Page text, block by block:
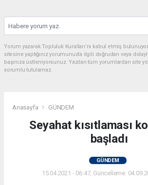
Yorum yazarak Topluluk Kuralları’nı kabul etmiş
sitesine yaptığınız yorumunuzla ilgili doğrudan veya
başınıza üstleniyorsunuz. Yazılan tüm yorumlardan site
sorumlu tutulamaz.
Anasayfa GÜNDEM
Seyahat kısıtlaması
başladı
GÜNDEM
15.04.2021 - 06:47, Güncelleme: